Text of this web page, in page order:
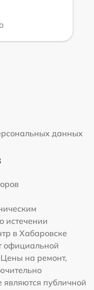
данных
истечении
в Хабаровске
официальной
Цены на ремонт,
являются публичной